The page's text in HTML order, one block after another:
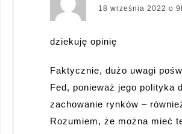
18 września 2022 o
dziekuję opinię
Faktycznie, dużo uwagi
Fed, ponieważ jego polityka
zachowanie rynków –
Rozumiem, że można mieć